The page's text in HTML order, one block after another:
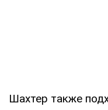
Шахтер также